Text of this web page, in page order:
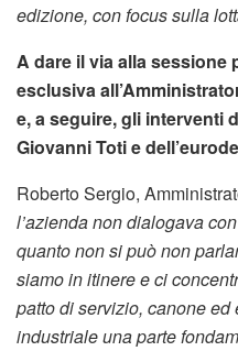
edizione, con focus sulla
A dare il via alla sessione
esclusiva
e, a seguire, gli interventi
Giovanni Toti e
Roberto Sergio,
l’azienda non dialogava
quanto non si può non
siamo in itinere e ci
patto di servizio, canone ed
industriale una parte